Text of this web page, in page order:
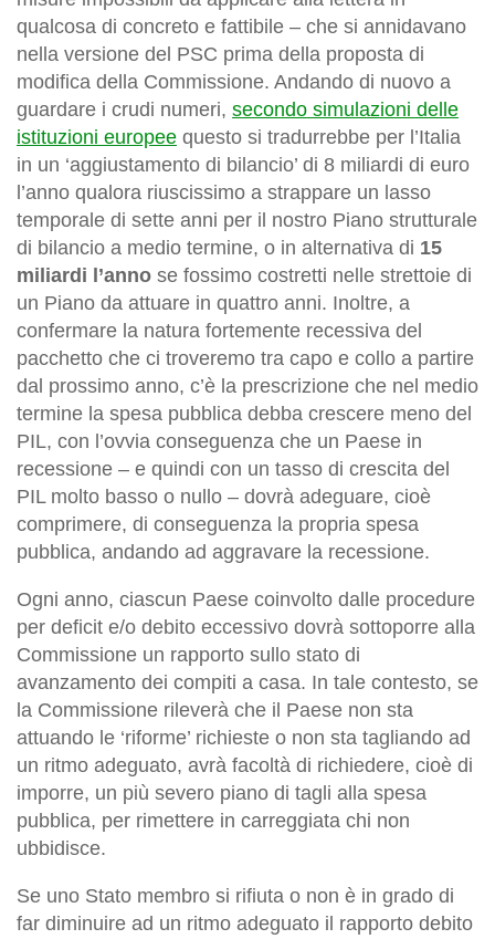
qualcosa di concreto e fattibile – che si annidavano
nella versione del PSC prima della proposta di
modifica della Commissione. Andando di nuovo a
guardare i crudi numeri, secondo simulazioni delle
istituzioni europee questo si tradurrebbe per l’Italia
in un ‘aggiustamento di bilancio’ di 8 miliardi di euro
l’anno qualora riuscissimo a strappare un lasso
temporale di sette anni per il nostro Piano strutturale
di bilancio a medio termine, o in alternativa di 15
miliardi l’anno se fossimo costretti nelle strettoie di
un Piano da attuare in quattro anni. Inoltre, a
confermare la natura fortemente recessiva del
pacchetto che ci troveremo tra capo e collo a partire
dal prossimo anno, c’è la prescrizione che nel medio
termine la spesa pubblica debba crescere meno del
PIL, con l’ovvia conseguenza che un Paese in
recessione – e quindi con un tasso di crescita del
PIL molto basso o nullo – dovrà adeguare, cioè
comprimere, di conseguenza la propria spesa
pubblica, andando ad aggravare la recessione.
Ogni anno, ciascun Paese coinvolto dalle procedure
per deficit e/o debito eccessivo dovrà sottoporre alla
Commissione un rapporto sullo stato di
avanzamento dei compiti a casa. In tale contesto, se
la Commissione rileverà che il Paese non sta
attuando le ‘riforme’ richieste o non sta tagliando ad
un ritmo adeguato, avrà facoltà di richiedere, cioè di
imporre, un più severo piano di tagli alla spesa
pubblica, per rimettere in carreggiata chi non
ubbidisce.
Se uno Stato membro si rifiuta o non è in grado di
far diminuire ad un ritmo adeguato il rapporto debito